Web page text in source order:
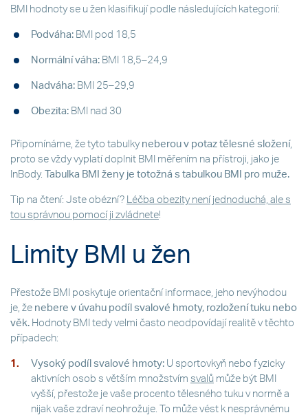
BMI hodnoty se u žen klasifikují podle následujících kategorií:
Podváha: BMI pod 18,5
Normální váha: BMI 18,5–24,9
Nadváha: BMI 25–29,9
Obezita: BMI nad 30
Připomínáme, že tyto tabulkyneberou v potaz tělesné složení,
proto se vždy vyplatí doplnit BMI měřením na přístroji, jako je
InBody. Tabulka BMI ženy je totožná s tabulkou BMI pro muže.
Tip na čtení: Jste obézní? Léčba obezity není jednoduchá, ale s
tou správnou pomocí ji zvládnete!
Limity BMI u žen
Přestože BMI poskytuje orientační informace, jeho nevýhodou
je, že nebere v úvahu podíl svalové hmoty, rozložení tuku nebo
věk. Hodnoty BMI tedy velmi často neodpovídají realitě v těchto
případech:
Vysoký podíl svalové hmoty: U sportovkyň nebo fyzicky
aktivních osob s větším množstvím svalů může být BMI
vyšší, přestože je vaše procento tělesného tuku v normě a
nijak vaše zdraví neohrožuje. To může vést k nesprávnému